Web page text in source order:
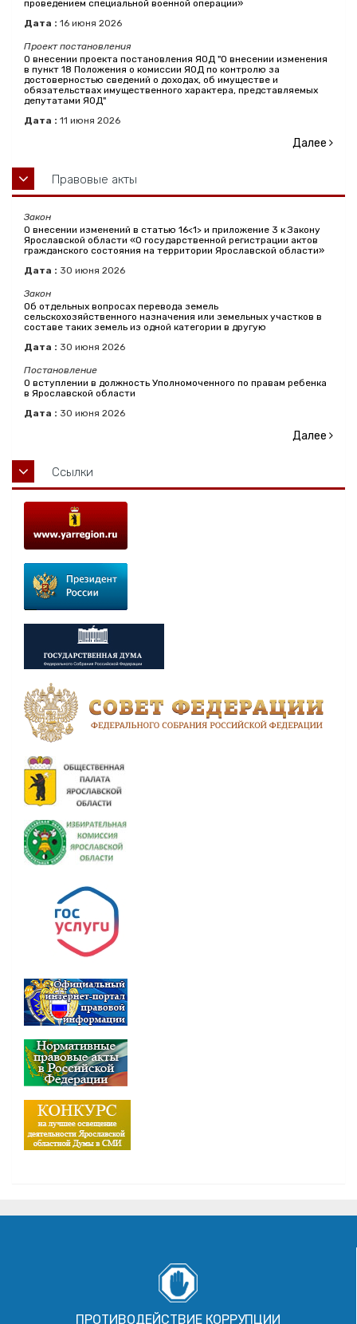
проведением специальной военной операции»
Дата : 16 июня 2026
Проект постановления
О внесении проекта постановления ЯОД "О внесении изменения
в пункт 18 Положения о комиссии ЯОД по контролю за
достоверностью сведений о доходах, об имуществе и
обязательствах имущественного характера, представляемых
депутатами ЯОД"
Дата : 11 июня 2026
Далее
Правовые акты
Закон
О внесении изменений в статью 16<1> и приложение 3 к Закону
Ярославской области «О государственной регистрации актов
гражданского состояния на территории Ярославской области»
Дата : 30 июня 2026
Закон
Об отдельных вопросах перевода земель
сельскохозяйственного назначения или земельных участков в
составе таких земель из одной категории в другую
Дата : 30 июня 2026
Постановление
О вступлении в должность Уполномоченного по правам ребенка
в Ярославской области
Дата : 30 июня 2026
Далее
Ссылки
ПРОТИВОДЕЙСТВИЕ КОРРУПЦИИ